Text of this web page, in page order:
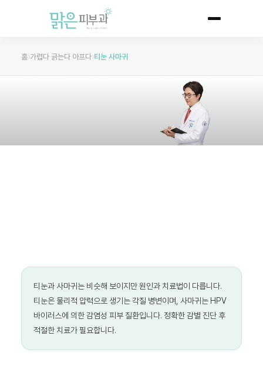
홈›가렵다 긁는다 아프다›티눈 사마귀
티눈과 사마귀는 비슷해 보이지만 원인과 치료법이 다릅니다.
티눈은 물리적 압력으로 생기는 각질 병변이며, 사마귀는 HPV
바이러스에 의한 감염성 피부 질환입니다. 정확한 감별 진단 후
적절한 치료가 필요합니다.